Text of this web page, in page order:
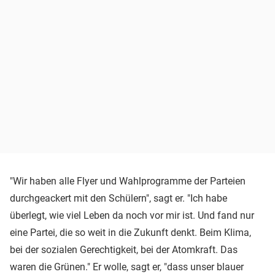
"Wir haben alle Flyer und Wahlprogramme der Parteien
durchgeackert mit den Schülern", sagt er. "Ich habe
überlegt, wie viel Leben da noch vor mir ist. Und fand nur
eine Partei, die so weit in die Zukunft denkt. Beim Klima,
bei der sozialen Gerechtigkeit, bei der Atomkraft. Das
waren die Grünen." Er wolle, sagt er, "dass unser blauer